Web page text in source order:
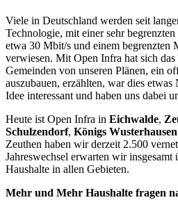
Viele in Deutschland werden seit
Technologie, mit einer sehr
etwa 30 Mbit/s und einem begrenzten
verwiesen. Mit Open Infra hat sich
Gemeinden von unseren Plänen, ein
auszubauen, erzählten, war dies etwas
Idee interessant und haben uns dabei
Heute ist Open Infra in Eichwalde,
Schulzendorf, Königs Wusterhausen
Zeuthen haben wir derzeit 2.500
Jahreswechsel erwarten wir insgesamt
Haushalte in allen Gebieten.
Mehr und Mehr Haushalte fragen